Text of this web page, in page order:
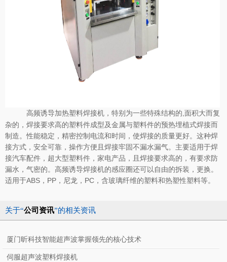
高频诱导加热塑料焊接机 ，特别为一些特殊结构的,面积大而复
杂的，焊接要求高的塑料件成型及金属与塑料件的预热埋植式焊接而
制造。性能稳定，精密控制电流和时间，使焊接的质量更好。这种焊
接方式，安全可靠，操作方便且焊接牢固不漏水漏气。主要适用于焊
接汽车配件，超大型塑料件，家电产品，且焊接要求高的，有要求防
漏水，气密的。高频诱导焊接机的感应圈还可以自由的拆装，更换。
适用于ABS，PP，尼龙，PC，含玻璃纤维的塑料和热塑性塑料等。
关于“公司资讯”的相关资讯
厦门昕科技智能超声波掌握领先的核心技术
伺服超声波塑料焊接机